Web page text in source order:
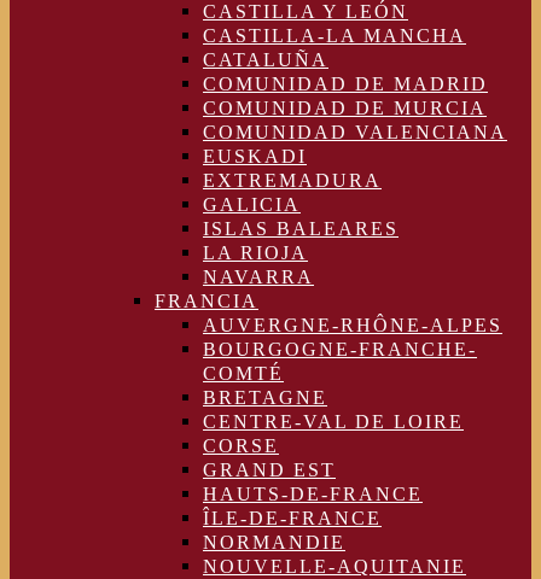
CASTILLA Y LEÓN
CASTILLA-LA MANCHA
CATALUÑA
COMUNIDAD DE MADRID
COMUNIDAD DE MURCIA
COMUNIDAD VALENCIANA
EUSKADI
EXTREMADURA
GALICIA
ISLAS BALEARES
LA RIOJA
NAVARRA
FRANCIA
AUVERGNE-RHÔNE-ALPES
BOURGOGNE-FRANCHE-
COMTÉ
BRETAGNE
CENTRE-VAL DE LOIRE
CORSE
GRAND EST
HAUTS-DE-FRANCE
ÎLE-DE-FRANCE
NORMANDIE
NOUVELLE-AQUITANIE